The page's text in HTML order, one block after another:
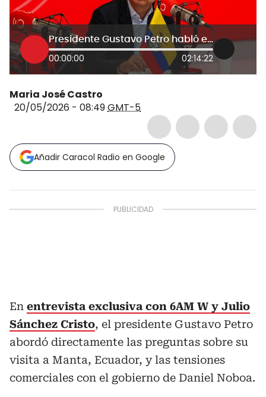
Presidente Gustavo Petro habló en 6AM W
00:00:00 02:14:22
Maria José Castro
20/05/2026 - 08:49GMT-5
Añadir Caracol Radio en Google
En entrevista exclusiva con 6AM W y Julio
Sánchez Cristo, el presidente Gustavo Petro
abordó directamente las preguntas sobre su
visita a Manta, Ecuador, y las tensiones
comerciales con el gobierno de Daniel Noboa.